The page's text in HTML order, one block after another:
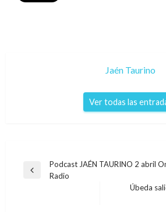
Jaén Taurino
Ver todas las
Navegación
Entrada
Podcast JAÉN TAURINO 2 abril
Radio
Úbeda